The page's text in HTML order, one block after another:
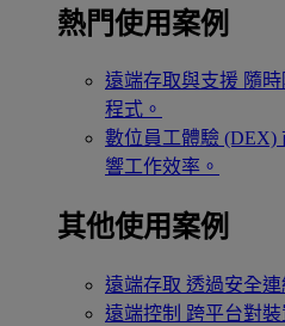
熱門使用案例
遠端存取與支援 隨
程式。
數位員工體驗 (DEX)
響工作效率。
其他使用案例
遠端存取 透過安全
遠端控制 跨平台對裝